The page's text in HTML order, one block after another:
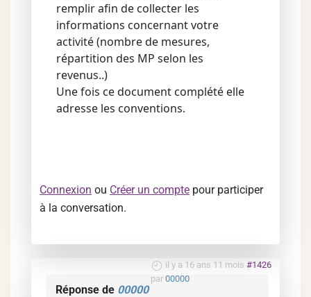
remplir afin de collecter les
informations concernant votre
activité (nombre de mesures,
répartition des MP selon les
revenus..)
Une fois ce document complété elle
adresse les conventions.
Connexion ou Créer un compte pour participer
à la conversation.
il y a 16 ans 11 mois #1426
par 00000
Réponse de 00000